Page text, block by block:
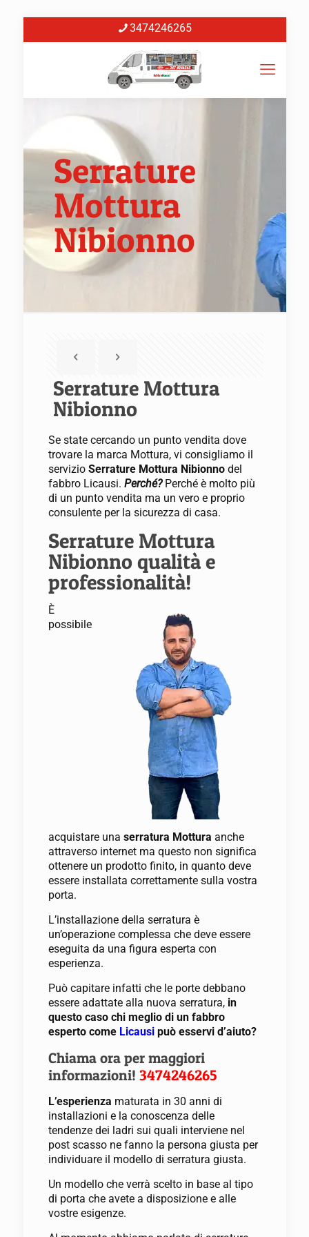
3474246265
Serrature
Mottura
Nibionno
Serrature Mottura
Nibionno
Se state cercando un punto vendita dove
trovare la marca Mottura, vi consigliamo il
servizio Serrature Mottura Nibionno del
fabbro Licausi. Perché?Perché è molto più
di un punto vendita ma un vero e proprio
consulente per la sicurezza di casa.
Serrature Mottura
Nibionno qualità e
professionalità!
È
possibile
acquistare una serratura Mottura anche
attraverso internet ma questo non significa
ottenere un prodotto finito, in quanto deve
essere installata correttamente sulla vostra
porta.
L’installazione della serratura è
un’operazione complessa che deve essere
eseguita da una figura esperta con
esperienza.
Può capitare infatti che le porte debbano
essere adattate alla nuova serratura, in
questo caso chi meglio di un fabbro
esperto come Licausipuò esservi d’aiuto?
Chiama ora per maggiori
informazioni! 3474246265
L’esperienza maturata in 30 anni di
installazioni e la conoscenza delle
tendenze dei ladri sui quali interviene nel
post scasso ne fanno la persona giusta per
individuare il modello di serratura giusta.
Un modello che verrà scelto in base al tipo
di porta che avete a disposizione e alle
vostre esigenze.